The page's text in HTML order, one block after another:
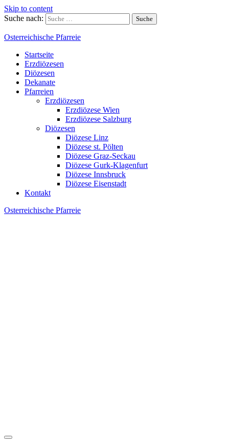
Skip to content
Suche nach:
Osterreichische Pfarreie
Startseite
Erzdiözesen
Diözesen
Dekanate
Pfarreien
Erzdiözesen
Erzdiözese Wien
Erzdiözese Salzburg
Diözesen
Diözese Linz
Diözese st. Pölten
Diözese Graz-Seckau
Diözese Gurk-Klagenfurt
Diözese Innsbruck
Diözese Eisenstadt
Kontakt
Osterreichische Pfarreie